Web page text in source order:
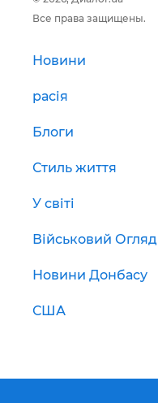
Все права защищены.
Новини
расія
Блоги
Стиль життя
У світі
Військовий Огляд
Новини Донбасу
США